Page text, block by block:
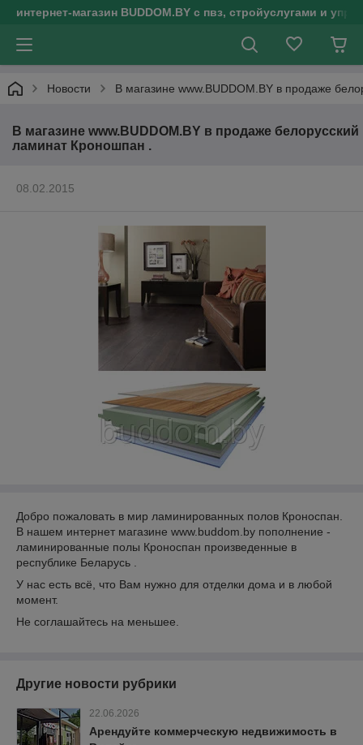
интернет-магазин BUDDOM.BY с пвз, стройуслугами и
Новости В магазине www.BUDDOM.BY в продаже
В магазине www.BUDDOM.BY в продаже белорусский
ламинат Кроношпан .
08.02.2015
Добро пожаловать в мир ламинированных полов Кроноспан.
В нашем интернет магазине www.buddom.by пополнение -
ламинированные полы Кроноспан произведенные в
республике Беларусь .
У нас есть всё, что Вам нужно для отделки дома и в любой
момент.
Не соглашайтесь на меньшее.
Другие новости рубрики
22.06.2026
Арендуйте коммерческую недвижимость в